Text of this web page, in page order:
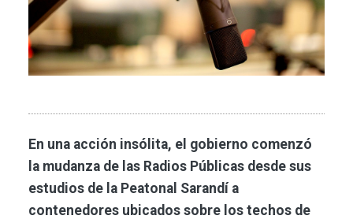
En una acción insólita, el gobierno comenzó
la mudanza de las Radios Públicas desde sus
estudios de la Peatonal Sarandí a
contenedores ubicados sobre los techos de